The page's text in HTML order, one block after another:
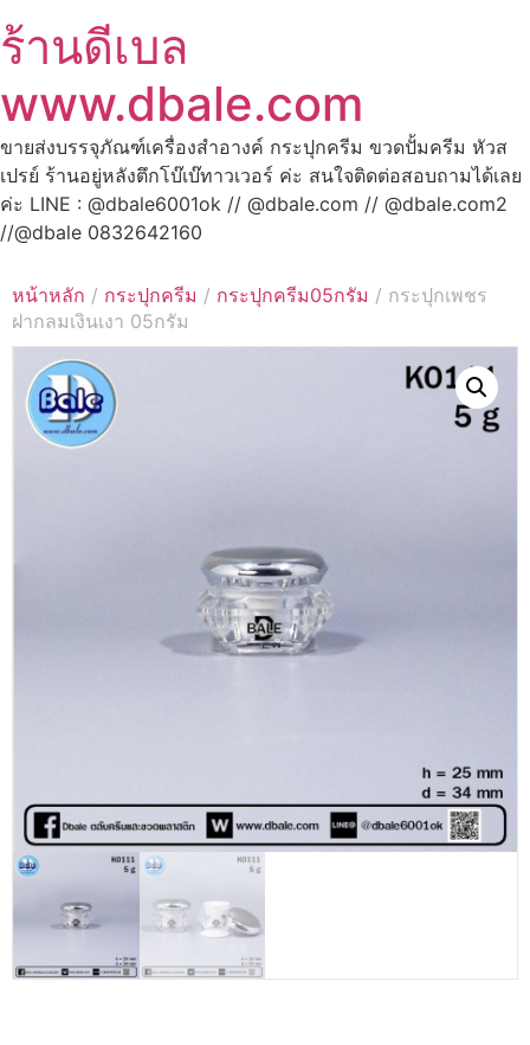
ร้านดีเบล
www.dbale.com
ขายส่งบรรจุภัณฑ์เครื่องสำอางค์ กระปุกครีม ขวดปั้มครีม หัวส
เปรย์ ร้านอยู่หลังตึกโบ๊เบ๊ทาวเวอร์ ค่ะ สนใจติดต่อสอบถามได้เลย
ค่ะ LINE : @dbale6001ok // @dbale.com // @dbale.com2
//@dbale 0832642160
หน้าหลัก / กระปุกครีม / กระปุกครีม05กรัม / กระปุกเพชร
ฝากลมเงินเงา 05กรัม